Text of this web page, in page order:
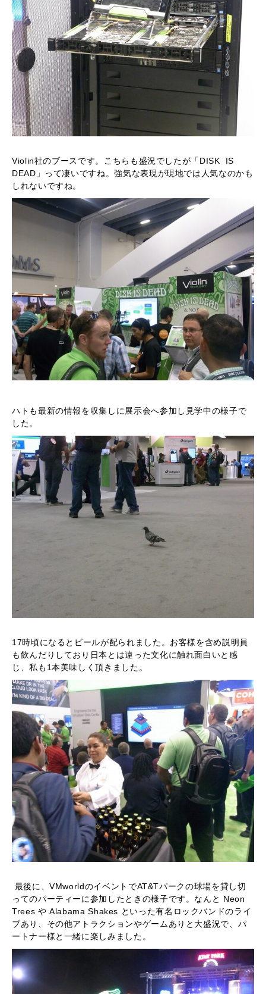
Violin社のブースです。こちらも盛況でしたが「DISK IS
DEAD」って凄いですね。強気な表現が現地では人気なのかも
しれないですね。
ハトも最新の情報を収集しに展示会へ参加し見学中の様子で
した。
17時頃になるとビールが配られました。お客様を含め説明員
も飲んだりしており日本とは違った文化に触れ面白いと感
じ、私も1本美味しく頂きました。
最後に、VMworldのイベントでAT&Tパークの球場を貸し切
ってのパーティーに参加したときの様子です。なんと Neon
Trees や Alabama Shakes といった有名ロックバンドのライ
ブあり、その他アトラクションやゲームありと大盛況で、パ
ートナー様と一緒に楽しみました。